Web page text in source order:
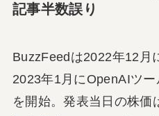
記事半数誤り
BuzzFeedは2022年12月
2023年1月にOpenAIツ
を開始。発表当日の株価